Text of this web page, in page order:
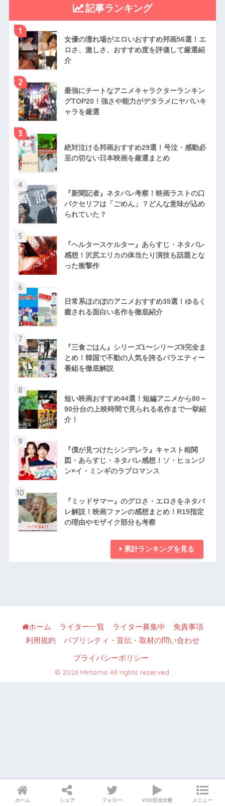
記事ランキング
1
女優の濡れ場がエロいおすすめ邦画56選！エ
ロさ、激しさ、おすすめ度を評価して厳選紹
介
2
最強にチートなアニメキャラクターランキン
グTOP20！強さや能力がデタラメにヤバいキ
ャラを厳選
3
絶対泣ける邦画おすすめ29選！号泣・感動必
至の切ない日本映画を厳選まとめ
4
『新聞記者』ネタバレ考察！映画ラストの口
パクセリフは「ごめん」？どんな意味が込め
られていた？
5
『ヘルタースケルター』あらすじ・ネタバレ
感想！沢尻エリカの体当たり演技も話題とな
った衝撃作
6
日常系ほのぼのアニメおすすめ35選！ゆるく
癒される面白い名作を徹底紹介
7
『三食ごはん』シリーズ1〜シリーズ9完全ま
とめ！韓国で不動の人気を誇るバラエティー
番組を徹底解説
8
短い映画おすすめ44選！短編アニメから80～
90分台の上映時間で見られる名作まで一挙紹
介！
9
『僕が見つけたシンデレラ』キャスト相関
図・あらすじ・ネタバレ感想！ソ・ヒョンジ
ン×イ・ミンギのラブロマンス
10
『ミッドサマー』のグロさ・エロさをネタバ
レ解説！映画ファンの感想まとめ！R15指定
の理由やモザイク部分も考察
累計ランキングを見る
ホーム ライター一覧 ライター募集中
免責事項
利用規約
パブリシティ・宣伝・取材の問い合わせ
プライバシーポリシー
© 2026 Mirtomo All rights reserved.
ホーム シェア フォロー VOD完全比較 メニュー